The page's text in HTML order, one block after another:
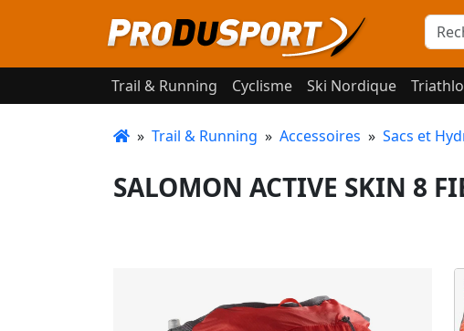
Trail & Running Cyclisme Ski Nordique
» Trail & Running » Accessoires » Sacs et
SALOMON ACTIVE SKIN 8